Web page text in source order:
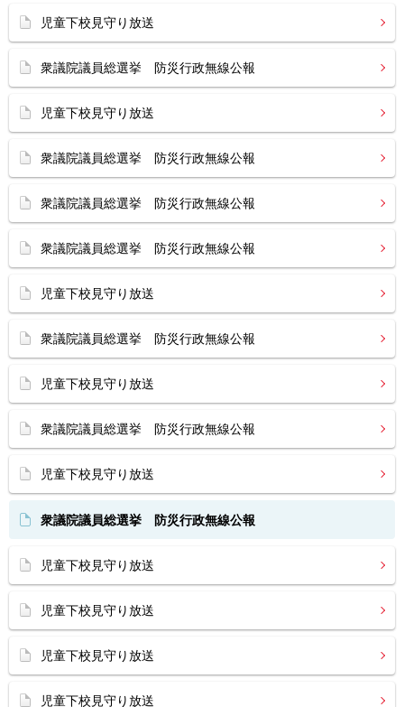
児童下校見守り放送
衆議院議員総選挙 防災行政無線公報
児童下校見守り放送
衆議院議員総選挙 防災行政無線公報
衆議院議員総選挙 防災行政無線公報
衆議院議員総選挙 防災行政無線公報
児童下校見守り放送
衆議院議員総選挙 防災行政無線公報
児童下校見守り放送
衆議院議員総選挙 防災行政無線公報
児童下校見守り放送
衆議院議員総選挙 防災行政無線公報
児童下校見守り放送
児童下校見守り放送
児童下校見守り放送
児童下校見守り放送